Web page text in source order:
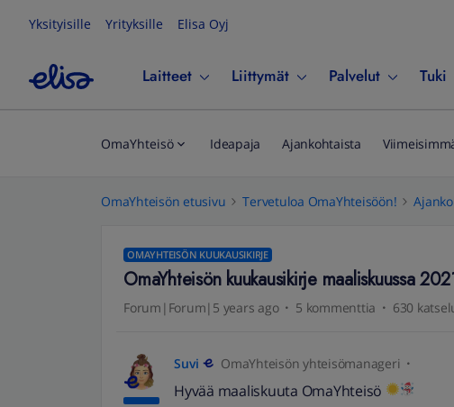
Yksityisille Yrityksille Elisa Oyj
Laitteet Liittymät Palvelut Tuki
OmaYhteisö Ideapaja Ajankohtaista
OmaYhteisön etusivu Tervetuloa OmaYhteisöön!
OMAYHTEISÖN KUUKAUSIKIRJE
OmaYhteisön kuukausikirje maaliskuussa
Forum|Forum|5 years ago 5 kommenttia 630
Suvi OmaYhteisön yhteisömanageri
Hyvää maaliskuuta OmaYhteisö